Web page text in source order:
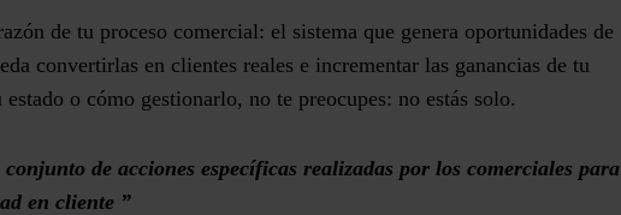
de tu proceso comercial: el sistema que genera oportunidades de
convertirlas en clientes reales e incrementar las ganancias de tu
o cómo gestionarlo, no te preocupes: no estás solo.
de acciones específicas realizadas por los comerciales para
en cliente ”